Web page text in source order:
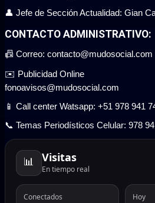
👤 Jefe de Sección Actualidad: Gian
CONTACTO ADMINISTRATIVO:
📠 Correo: contacto@mudosocial.com
✉️ Publicidad Online
fonoavisos@mudosocial.com
📱 Call center Watsapp: +51 978 941
📞 Temas Periodísticos Celular: 978
📊 Visitas
En tiempo real
Conectados Hoy